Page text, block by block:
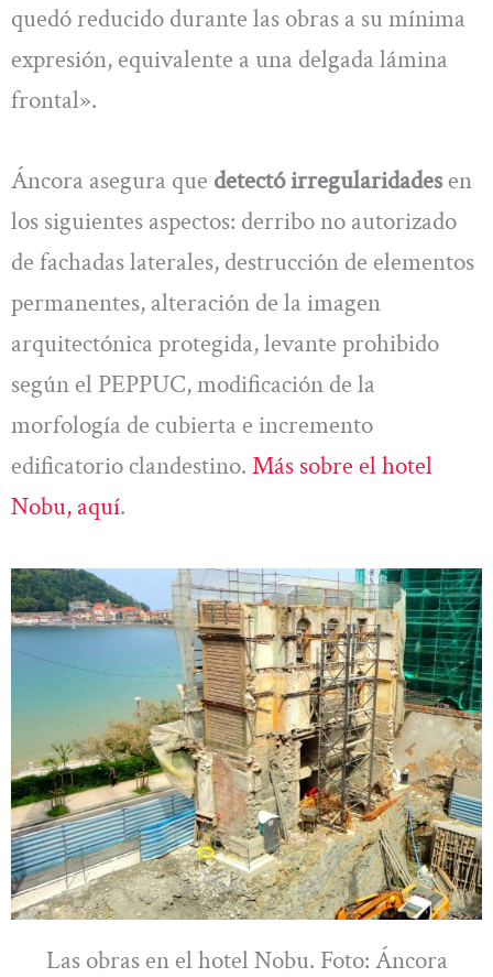
quedó reducido durante las obras a su mínima
expresión, equivalente a una delgada lámina
frontal».
Áncora asegura que detectó irregularidadesen
los siguientes aspectos: derribo no autorizado
de fachadas laterales, destrucción de elementos
permanentes, alteración de la imagen
arquitectónica protegida, levante prohibido
según el PEPPUC, modificación de la
morfología de cubierta e incremento
edificatorio clandestino. Más sobre el hotel
Nobu, aquí.
Las obras en el hotel Nobu. Foto: Áncora